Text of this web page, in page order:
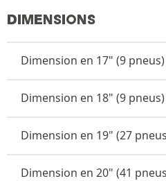
DIMENSIONS
Dimension en 17" (9 pneus)
Dimension en 18" (9 pneus)
Dimension en 19" (27
Dimension en 20" (41